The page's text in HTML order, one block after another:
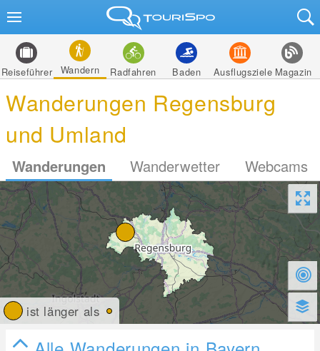
Reiseführer Wandern Radfahren Baden Ausflugsziele Magazin
Wanderungen Regensburg
und Umland
Wanderungen Wanderwetter Webcams
ist länger als